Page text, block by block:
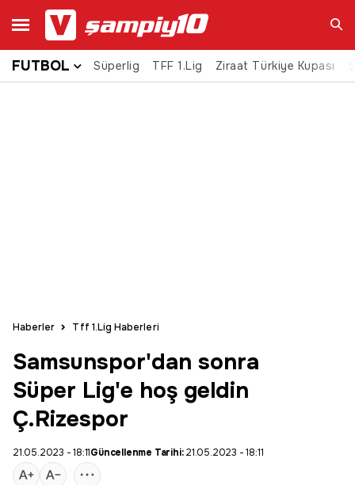
Ara
FUTBOL Süperlig TFF 1.Lig Ziraat Türkiye Kupası
Haberler Tff 1.Lig Haberleri
Samsunspor'dan sonra
Süper Lig'e hoş geldin
Ç.Rizespor
21.05.2023 - 18:11Güncellenme Tarihi:21.05.2023 - 18:11